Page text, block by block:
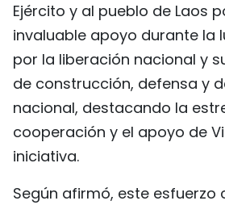
FRANÇAIS
РУССКИЙ
Ejército y al pueblo de Laos
invaluable apoyo durante la
por la liberación nacional y
de construcción, defensa y
nacional, destacando la
cooperación y el apoyo de
iniciativa.
Según afirmó, este esfuerzo